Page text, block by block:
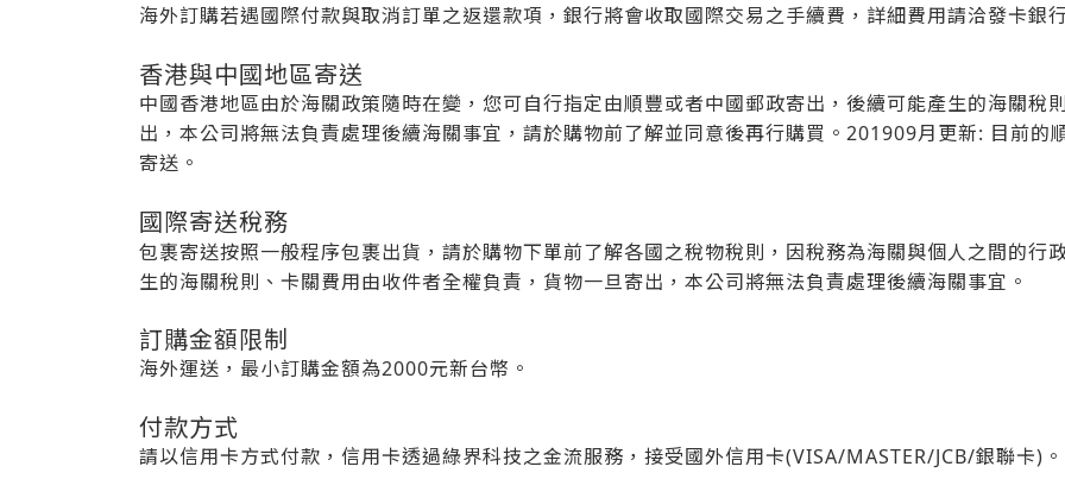
海外訂購若遇國際付款與取消訂單之返還款項，銀行將會收取國際交易之手續費，詳細費用請洽發卡銀
香港與中國地區寄送
中國香港地區由於海關政策隨時在變，您可自行指定由順豐或者中國郵政寄出，後續可能產生的海關稅
出，本公司將無法負責處理後續海關事宜，請於購物前了解並同意後再行購買。201909月更新: 目前的
寄送。
國際寄送稅務
包裹寄送按照一般程序包裹出貨，請於購物下單前了解各國之稅物稅則，因稅務為海關與個人之間的行
生的海關稅則、卡關費用由收件者全權負責，貨物一旦寄出，本公司將無法負責處理後續海關事宜。
訂購金額限制
海外運送，最小訂購金額為2000元新台幣。
付款方式
請以信用卡方式付款，信用卡透過綠界科技之金流服務，接受國外信用卡(VISA/MASTER/JCB/銀聯卡)。